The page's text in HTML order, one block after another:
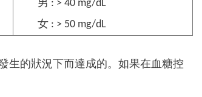
男 : > 40 mg/dL
女 : > 50 mg/dL
生的狀況下而達成的。如果在血糖控